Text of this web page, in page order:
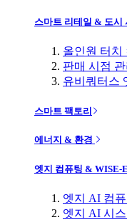
스마트 리테일 & 도시
올인원 터치
판매 시점 관
유비쿼터스
스마트 팩토리
에너지 & 환경
엣지 컴퓨팅 & WISE-
엣지 AI 컴
엣지 AI 시